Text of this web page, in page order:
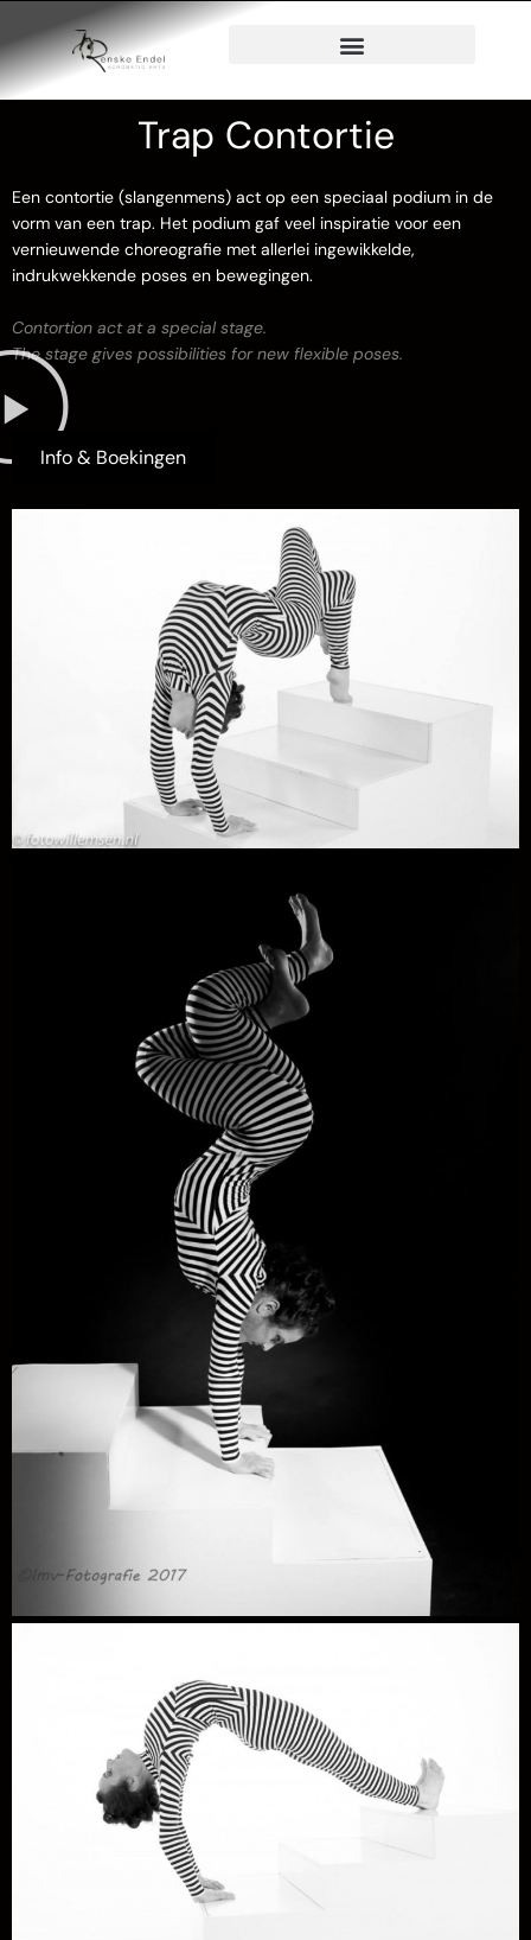
Trap Contortie
Een contortie (slangenmens) act op een speciaal podium in de
vorm van een trap. Het podium gaf veel inspiratie voor een
vernieuwende choreografie met allerlei ingewikkelde,
indrukwekkende poses en bewegingen.
Contortion act at a special stage.
The stage gives possibilities for new flexible poses.
Info & Boekingen